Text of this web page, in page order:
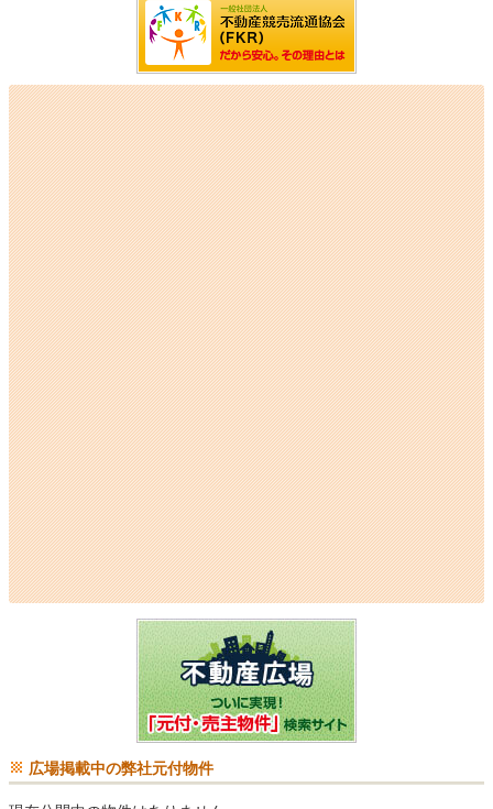
広場掲載中の弊社元付物件